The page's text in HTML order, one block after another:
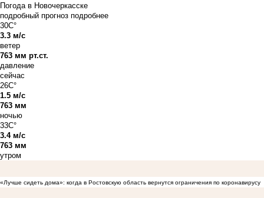
Погода в Новочеркасске
подробный прогноз подробнее
30C°
3.3 м/с
ветер
763 мм рт.ст.
давление
сейчас
26C°
1.5 м/с
763 мм
ночью
33C°
3.4 м/с
763 мм
утром
«Лучше сидеть дома»: когда в Ростовскую область вернутся ограничения по коронавирусу